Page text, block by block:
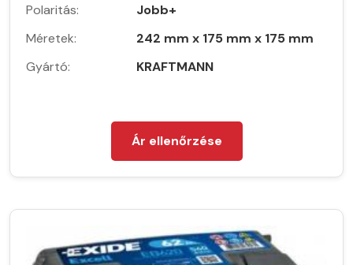
Polaritás:
Jobb+
Méretek:
242 mm x 175 mm x 175 mm
Gyártó:
KRAFTMANN
Ár ellenőrzése